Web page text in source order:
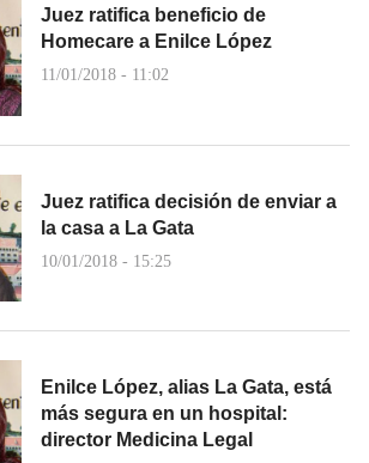
Juez ratifica beneficio de
Homecare a Enilce López
11/01/2018 - 11:02
Juez ratifica decisión de enviar a
la casa a La Gata
10/01/2018 - 15:25
Enilce López, alias La Gata, está
más segura en un hospital:
director Medicina Legal